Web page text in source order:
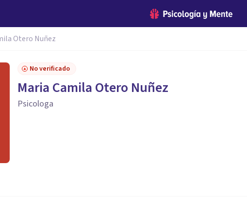
Otero Nuñez
No verificado
Maria Camila Otero Nuñez
Psicologa